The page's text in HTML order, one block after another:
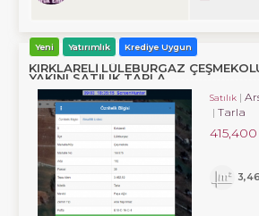
Yeni Yatırımlık Krediye Uygun
KIRKLARELİ LÜLEBURGAZ
YAKINI SATILIK TARLA
Satılık
Tarla
415,400